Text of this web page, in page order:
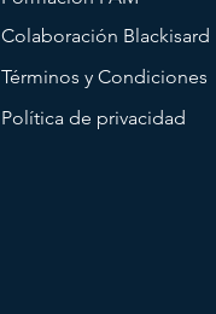
Colaboración Blackisard
Términos y Condiciones
Política de privacidad